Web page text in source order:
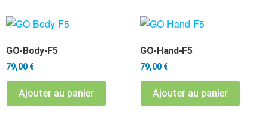
GO-Body-F5
79,00 €
Ajouter au panier
GO-Hand-F5
79,00 €
Ajouter au panier